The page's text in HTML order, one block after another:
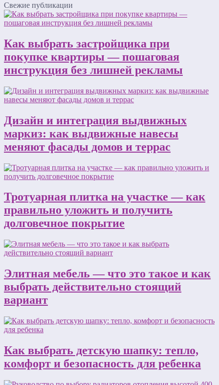
Свежие публикации
Как выбрать застройщика при
покупке квартиры — пошаговая
инструкция без лишней рекламы
Дизайн и интеграция выдвижных
маркиз: как выдвижные навесы
меняют фасады домов и террас
Тротуарная плитка на участке — как
правильно уложить и получить
долговечное покрытие
Элитная мебель — что это такое и как
выбрать действительно стоящий
вариант
Как выбрать детскую шапку: тепло,
комфорт и безопасность для ребенка